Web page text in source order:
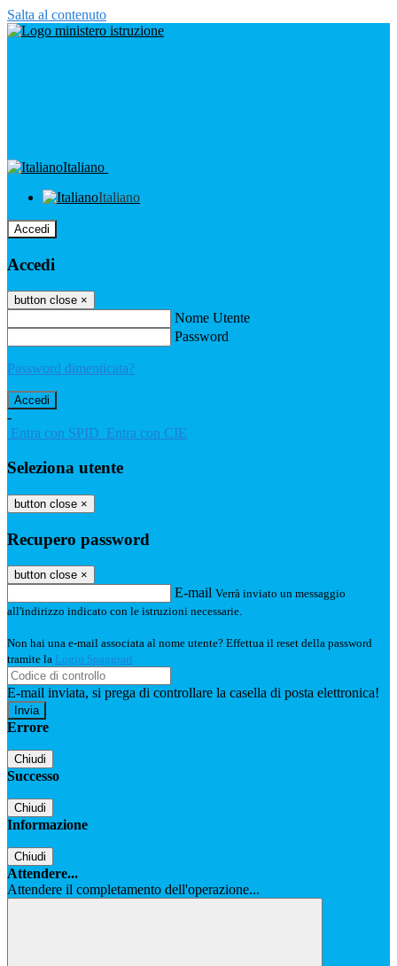
Salta al contenuto
Italiano
Italiano
Accedi
Accedi
button close ×
Nome Utente
Password
Password dimenticata?
-
Entra con SPID Entra con CIE
Seleziona utente
button close ×
Recupero password
button close ×
E-mail Verrà inviato un messaggio
all'indirizzo indicato con le istruzioni necessarie.
Non hai una e-mail associata al nome utente? Effettua il reset della password
tramite la Login Spaggiari
E-mail inviata, si prega di controllare la casella di posta elettronica!
Errore
Chiudi
Successo
Chiudi
Informazione
Chiudi
Attendere...
Attendere il completamento dell'operazione...